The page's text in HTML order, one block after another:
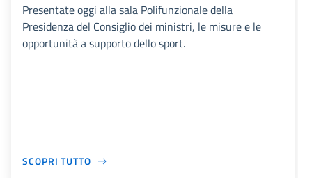
Presentate oggi alla sala Polifunzionale della
Presidenza del Consiglio dei ministri, le misure e le
opportunità a supporto dello sport.
SCOPRI TUTTO